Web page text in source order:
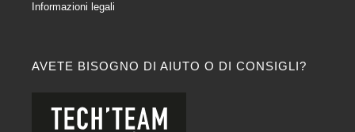
AVETE BISOGNO DI AIUTO O DI CONSIGLI?
Informazioni legali